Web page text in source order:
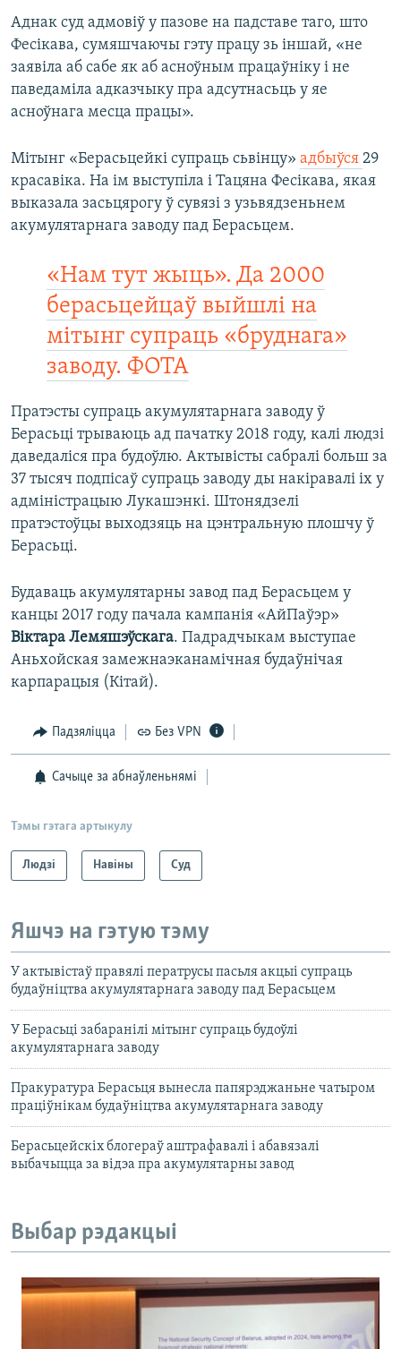
Аднак суд адмовіў у пазове на падставе таго, што
Фесікава, сумяшчаючы гэту працу зь іншай, «не
заявіла аб сабе як аб асноўным працаўніку і не
паведаміла адказчыку пра адсутнасьць у яе
асноўнага месца працы».
Мітынг «Берасьцейкі супраць сьвінцу» адбыўся 29
красавіка. На ім выступіла і Тацяна Фесікава, якая
выказала засьцярогу ў сувязі з узьвядзеньнем
акумулятарнага заводу пад Берасьцем.
«Нам тут жыць». Да 2000
берасьцейцаў выйшлі на
мітынг супраць «бруднага»
заводу. ФОТА
Пратэсты супраць акумулятарнага заводу ў
Берасьці трываюць ад пачатку 2018 году, калі людзі
даведаліся пра будоўлю. Актывісты сабралі больш за
37 тысяч подпісаў супраць заводу ды накіравалі іх у
адміністрацыю Лукашэнкі. Штонядзелі
пратэстоўцы выходзяць на цэнтральную плошчу ў
Берасьці.
Будаваць акумулятарны завод пад Берасьцем у
канцы 2017 году пачала кампанія «АйПаўэр»
Віктара Лемяшэўскага. Падрадчыкам выступае
Аньхойская замежнаэканамічная будаўнічая
карпарацыя (Кітай).
Падзяліцца Без VPN
Сачыце за абнаўленьнямі
Тэмы гэтага артыкулу
Людзі Навіны Суд
Яшчэ на гэтую тэму
У актывістаў правялі ператрусы пасьля акцыі супраць
будаўніцтва акумулятарнага заводу пад Берасьцем
У Берасьці забаранілі мітынг супраць будоўлі
акумулятарнага заводу
Пракуратура Берасьця вынесла папярэджаньне чатыром
праціўнікам будаўніцтва акумулятарнага заводу
Берасьцейскіх блогераў аштрафавалі і абавязалі
выбачыцца за відэа пра акумулятарны завод
Выбар рэдакцыі